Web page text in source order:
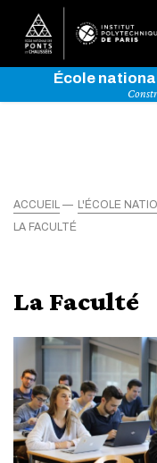
École
ACCUEIL
L'ÉCOLE
LA FACULTÉ
La Faculté